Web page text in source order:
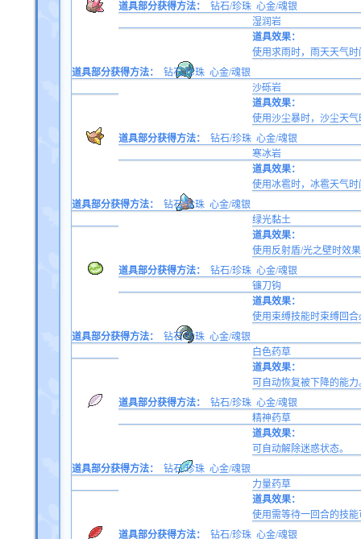
道具部分获得方法：
钻石/珍珠 心金/魂银
湿润岩
道具效果：
使用求雨时，雨天天气
道具部分获得方法：
钻石/珍珠 心金/魂银
沙砾岩
道具效果：
使用沙尘暴时，沙尘天
道具部分获得方法：
钻石/珍珠 心金/魂银
寒冰岩
道具效果：
使用冰雹时，冰雹天气
道具部分获得方法：
钻石/珍珠 心金/魂银
绿光黏土
道具效果：
使用反射盾/光之壁时效
道具部分获得方法：
钻石/珍珠 心金/魂银
镰刀钩
道具效果：
使用束缚技能时束缚回
道具部分获得方法：
钻石/珍珠 心金/魂银
白色药草
道具效果：
可自动恢复被下降的能力
道具部分获得方法：
钻石/珍珠 心金/魂银
精神药草
道具效果：
可自动解除迷惑状态。
道具部分获得方法：
钻石/珍珠 心金/魂银
力量药草
道具效果：
使用需等待一回合的技
道具部分获得方法：
钻石/珍珠 心金/魂银